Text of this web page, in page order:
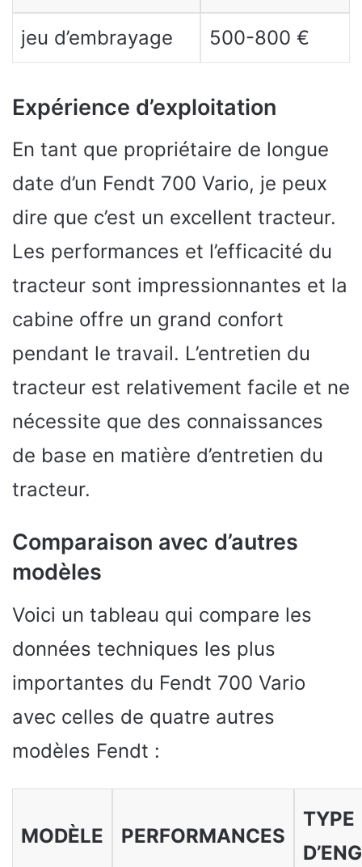
jeu d’embrayage 500-800 €
Expérience d’exploitation
En tant que propriétaire de longue
date d’un Fendt 700 Vario, je peux
dire que c’est un excellent tracteur.
Les performances et l’efficacité du
tracteur sont impressionnantes et la
cabine offre un grand confort
pendant le travail. L’entretien du
tracteur est relativement facile et ne
nécessite que des connaissances
de base en matière d’entretien du
tracteur.
Comparaison avec d’autres
modèles
Voici un tableau qui compare les
données techniques les plus
importantes du Fendt 700 Vario
avec celles de quatre autres
modèles Fendt :
MODÈLE PERFORMANCES
TYPE